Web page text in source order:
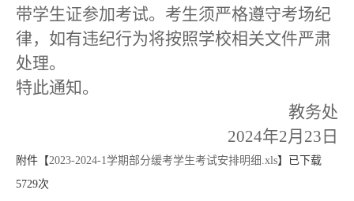
带学生证参加考试。考生须严格遵守考场纪
律，如有违纪行为将按照学校相关文件严肃
处理。
特此通知。
教务处
2024年2月23日
附件【2023-2024-1学期部分缓考学生考试安排明细.xls】已下载
5729次